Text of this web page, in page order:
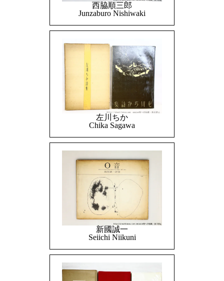
西脇順三郎
Junzaburo Nishiwaki
左川ちか
Chika Sagawa
新國誠一
Seiichi Niikuni